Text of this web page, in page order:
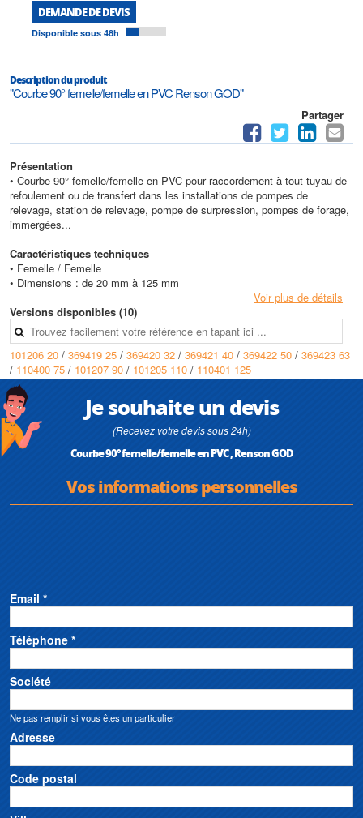
DEMANDE DE DEVIS
Disponible sous 48h
Description du produit
"Courbe 90° femelle/femelle en PVC Renson GOD"
Partager
Présentation
• Courbe 90° femelle/femelle en PVC pour raccordement à tout tuyau de
refoulement ou de transfert dans les installations de pompes de
relevage, station de relevage, pompe de surpression, pompes de forage,
immergées...
Caractéristiques techniques
• Femelle / Femelle
• Dimensions : de 20 mm à 125 mm
Voir plus de détails
Versions disponibles (10)
101206 20 / 369419 25 / 369420 32 / 369421 40 / 369422 50 / 369423 63
/ 110400 75 / 101207 90 / 101205 110 / 110401 125
Je souhaite un devis
(Recevez votre devis sous 24h)
Courbe 90° femelle/femelle en PVC , Renson GOD
Vos informations personnelles
Email *
Téléphone *
Société
Ne pas remplir si vous êtes un particulier
Adresse
Code postal